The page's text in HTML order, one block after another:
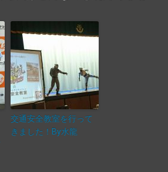
交通安全教室を行って
きました！By水龍